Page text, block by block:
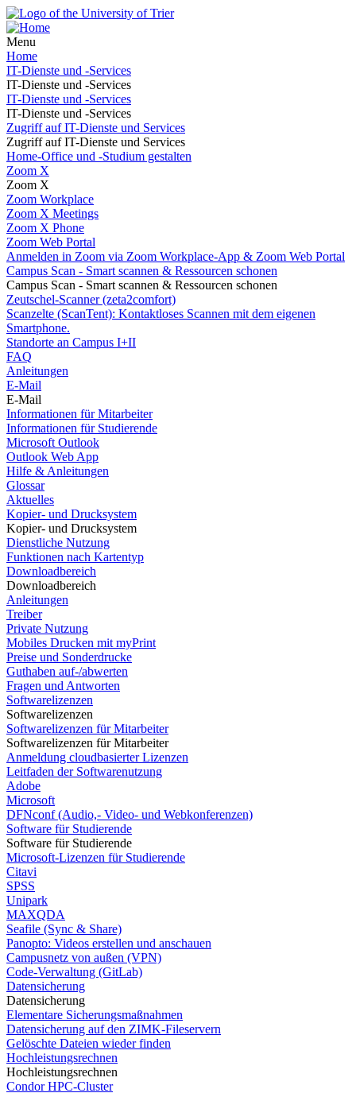
Menu
Home
IT-Dienste und -Services
IT-Dienste und -Services
IT-Dienste und -Services
IT-Dienste und -Services
Zugriff auf IT-Dienste und Services
Zugriff auf IT-Dienste und Services
Home-Office und -Studium gestalten
Zoom X
Zoom X
Zoom Workplace
Zoom X Meetings
Zoom X Phone
Zoom Web Portal
Anmelden in Zoom via Zoom Workplace-App & Zoom Web Portal
Campus Scan - Smart scannen & Ressourcen schonen
Campus Scan - Smart scannen & Ressourcen schonen
Zeutschel-Scanner (zeta2comfort)
Scanzelte (ScanTent): Kontaktloses Scannen mit dem eigenen
Smartphone.
Standorte an Campus I+II
FAQ
Anleitungen
E-Mail
E-Mail
Informationen für Mitarbeiter
Informationen für Studierende
Microsoft Outlook
Outlook Web App
Hilfe & Anleitungen
Glossar
Aktuelles
Kopier- und Drucksystem
Kopier- und Drucksystem
Dienstliche Nutzung
Funktionen nach Kartentyp
Downloadbereich
Downloadbereich
Anleitungen
Treiber
Private Nutzung
Mobiles Drucken mit myPrint
Preise und Sonderdrucke
Guthaben auf-/abwerten
Fragen und Antworten
Softwarelizenzen
Softwarelizenzen
Softwarelizenzen für Mitarbeiter
Softwarelizenzen für Mitarbeiter
Anmeldung cloudbasierter Lizenzen
Leitfaden der Softwarenutzung
Adobe
Microsoft
DFNconf (Audio,- Video- und Webkonferenzen)
Software für Studierende
Software für Studierende
Microsoft-Lizenzen für Studierende
Citavi
SPSS
Unipark
MAXQDA
Seafile (Sync & Share)
Panopto: Videos erstellen und anschauen
Campusnetz von außen (VPN)
Code-Verwaltung (GitLab)
Datensicherung
Datensicherung
Elementare Sicherungsmaßnahmen
Datensicherung auf den ZIMK-Fileservern
Gelöschte Dateien wieder finden
Hochleistungsrechnen
Hochleistungsrechnen
Condor HPC-Cluster